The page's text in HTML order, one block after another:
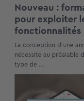
Nouveau :
pour exploiter
fonctionnalités
La conception d’une
nécessite au préalable
type de ...